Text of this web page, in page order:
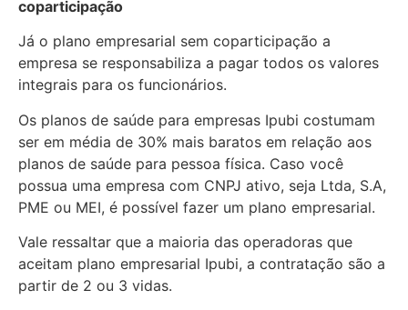
coparticipação
Já o plano empresarial sem coparticipação a
empresa se responsabiliza a pagar todos os valores
integrais para os funcionários.
Os planos de saúde para empresas Ipubi costumam
ser em média de 30% mais baratos em relação aos
planos de saúde para pessoa física. Caso você
possua uma empresa com CNPJ ativo, seja Ltda, S.A,
PME ou MEI, é possível fazer um plano empresarial.
Vale ressaltar que a maioria das operadoras que
aceitam plano empresarial Ipubi, a contratação são a
partir de 2 ou 3 vidas.